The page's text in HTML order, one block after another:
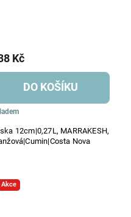
12cm|0,27L, MARRAKESH,
Nova
Kč
DO KOŠÍKU
Akce